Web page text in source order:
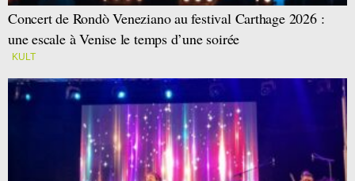
Concert de Rondò Veneziano au festival Carthage 2026 :
une escale à Venise le temps d’une soirée
KULT